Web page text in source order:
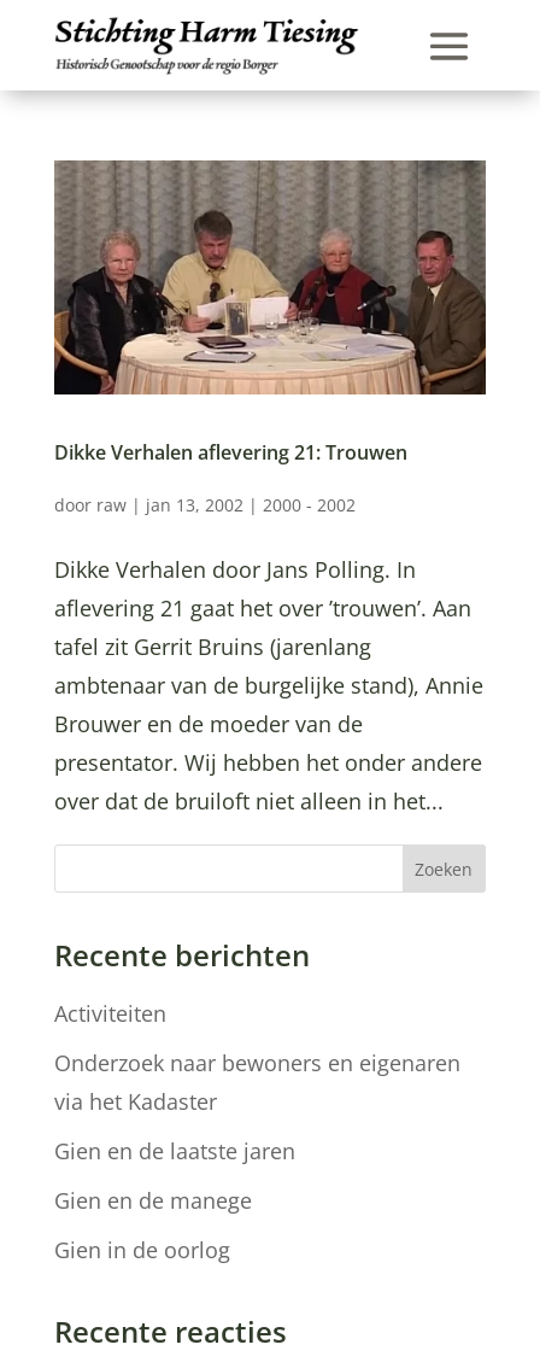
Dikke Verhalen aflevering 21: Trouwen
door raw| jan 13, 2002| 2000 - 2002
Dikke Verhalen door Jans Polling. In
aflevering 21 gaat het over ’trouwen’. Aan
tafel zit Gerrit Bruins (jarenlang
ambtenaar van de burgelijke stand), Annie
Brouwer en de moeder van de
presentator. Wij hebben het onder andere
over dat de bruiloft niet alleen in het...
Zoeken
Recente berichten
Activiteiten
Onderzoek naar bewoners en eigenaren
via het Kadaster
Gien en de laatste jaren
Gien en de manege
Gien in de oorlog
Recente reacties